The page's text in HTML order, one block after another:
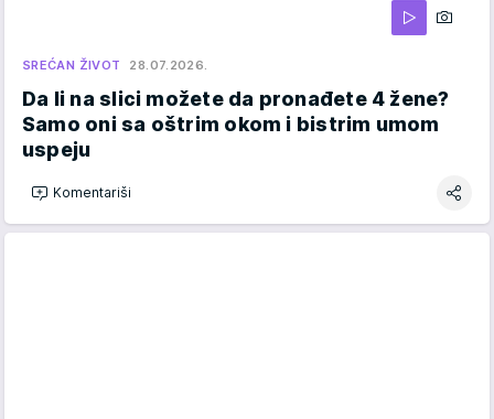
SREĆAN ŽIVOT 28.07.2026.
Da li na slici možete da pronađete 4 žene?
Samo oni sa oštrim okom i bistrim umom
uspeju
Komentariši